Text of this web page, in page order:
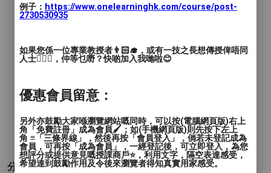
分類 :
例子： https://www.onelearninghk.com/course/post-
2730530935
如果您係一位專業教授者👨🏻‍🎓，或有一技之長想傳授俾唔同
人士🙋🏻‍♂️，仲等乜嘢？快啲加入我哋啦😊
優惠會員留意：
另外亦鼓勵大家喺瀏覽網站嘅同時，可以按(電腦網頁版)右上
角「免費註冊」成為會員🖌️；如(手機網頁版)則先按下左上
角 ≡「三條界線」，然後再按「會員登入」，倘若未登記成為
會員，可再按「成為會員」，一經登記後，可立即登入，為您
想評分或提供意見嘅授課商戶⭐️，利用文字，隔空表達感受，
希望達到鼓勵作用及令後來瀏覽者得知真實用家感受。